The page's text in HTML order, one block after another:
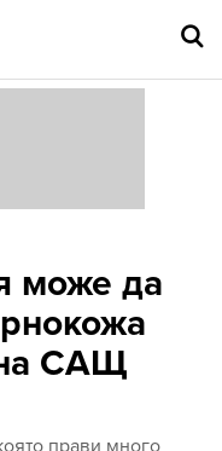
може да
САЩ
прави много